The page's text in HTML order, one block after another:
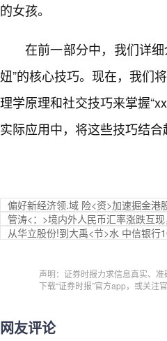
的女孩。
在前一部分中，我们详
妞”的核心技巧。现在，我们
理学原理和社交技巧来掌握
实际应用中，将这些技巧结
偏好新经济领.域 险<资>加速掘金港
管涛<：>境内外人民币汇率涨跌互
从华立股份!到大禹<节>水 中信银
声明：证券时报力求信息真实、
下载“证券时报”官方app，或关注
网友评论